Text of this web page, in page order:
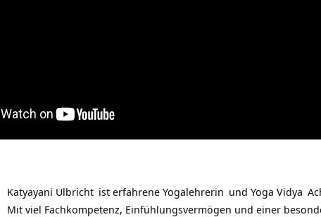
Katyayani Ulbricht ist erfahrene Yogalehrerin und Yoga Vidya
Mit viel Fachkompetenz, Einfühlungsvermögen und einer